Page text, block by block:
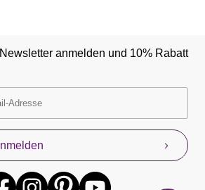
anmelden und 10% Rabatt